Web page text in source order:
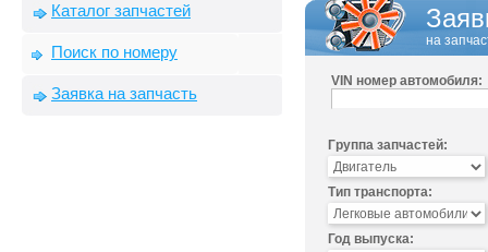
Каталог запчастей
Поиск по номеру
Заявка на запчасть
на
VIN номер автомобиля:
Группа запчастей:
Тип транспорта:
Год выпуска: